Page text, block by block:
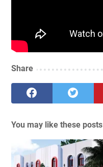
Share
You may like these posts